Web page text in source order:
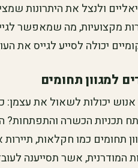
ולנצל את היתרונות
מקצועיות, מה שמאפשר
יכולה לסייע לגייס את
למגוון תחומים
יכולות לשאול את עצמן:
תכניות הכשרה והתפתחות?
תחומים כמו חקלאות,
המודרנית, אשר תסייענה